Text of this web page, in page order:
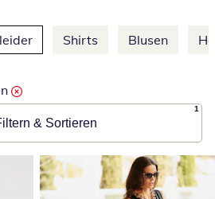
Shirts Blusen
& Sortieren
1